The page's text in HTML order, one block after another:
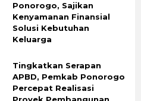
Ponorogo, Sajikan
Kenyamanan Finansial
Solusi Kebutuhan
Keluarga
Tingkatkan Serapan
APBD, Pemkab Ponorogo
Percepat Realisasi